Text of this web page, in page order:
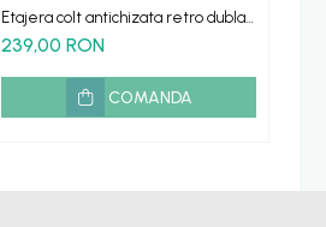
Etajera colt antichizata retro dubla
Roma cu suport prosop
239,00 RON
COMANDA